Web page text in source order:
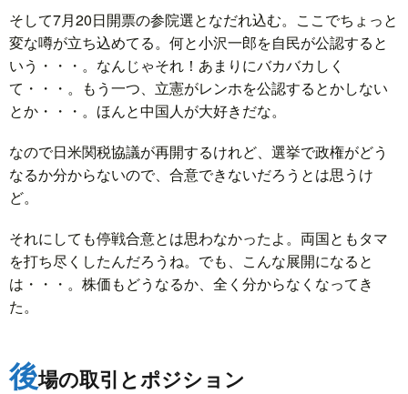
そして7月20日開票の参院選となだれ込む。ここでちょっと
変な噂が立ち込めてる。何と小沢一郎を自民が公認すると
いう・・・。なんじゃそれ！あまりにバカバカしく
て・・・。もう一つ、立憲がレンホを公認するとかしない
とか・・・。ほんと中国人が大好きだな。
なので日米関税協議が再開するけれど、選挙で政権がどう
なるか分からないので、合意できないだろうとは思うけ
ど。
それにしても停戦合意とは思わなかったよ。両国ともタマ
を打ち尽くしたんだろうね。でも、こんな展開になると
は・・・。株価もどうなるか、全く分からなくなってき
た。
後場の取引とポジション